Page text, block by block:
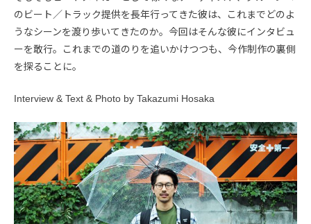
のビート／トラック提供を長年行ってきた彼は、これまでどのよ
うなシーンを渡り歩いてきたのか。今回はそんな彼にインタビュ
ーを敢行。これまでの道のりを追いかけつつも、今作制作の裏側
を探ることに。
Interview & Text & Photo by Takazumi Hosaka